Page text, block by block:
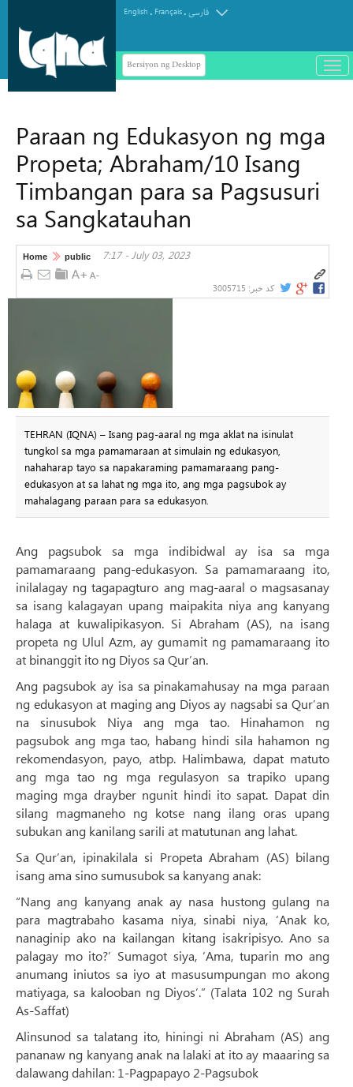
English . Français.فارسی
Bersiyon ng Desktop
باز
و
Paraan ng Edukasyon ng mga
Propeta; Abraham/10 Isang
Timbangan para sa Pagsusuri
sa Sangkatauhan
Home public 7:17 - July 03, 2023
کد خبر: 3005715
TEHRAN (IQNA) – Isang pag-aaral ng mga aklat na isinulat
tungkol sa mga pamamaraan at simulain ng edukasyon,
nahaharap tayo sa napakaraming pamamaraang pang-
edukasyon at sa lahat ng mga ito, ang mga pagsubok ay
mahalagang paraan para sa edukasyon.
Ang pagsubok sa mga indibidwal ay isa sa mga
pamamaraang pang-edukasyon. Sa pamamaraang ito,
inilalagay ng tagapagturo ang mag-aaral o magsasanay
sa isang kalagayan upang maipakita niya ang kanyang
halaga at kuwalipikasyon. Si Abraham (AS), na isang
propeta ng Ulul Azm, ay gumamit ng pamamaraang ito
at binanggit ito ng Diyos sa Qur’an.
Ang pagsubok ay isa sa pinakamahusay na mga paraan
ng edukasyon at maging ang Diyos ay nagsabi sa Qur’an
na sinusubok Niya ang mga tao. Hinahamon ng
pagsubok ang mga tao, habang hindi sila hahamon ng
rekomendasyon, payo, atbp. Halimbawa, dapat matuto
ang mga tao ng mga regulasyon sa trapiko upang
maging mga drayber ngunit hindi ito sapat. Dapat din
silang magmaneho ng kotse nang ilang oras upang
subukan ang kanilang sarili at matutunan ang lahat.
Sa Qur’an, ipinakilala si Propeta Abraham (AS) bilang
isang ama sino sumusubok sa kanyang anak:
“Nang ang kanyang anak ay nasa hustong gulang na
para magtrabaho kasama niya, sinabi niya, ‘Anak ko,
nanaginip ako na kailangan kitang isakripisyo. Ano sa
palagay mo ito?’ Sumagot siya, ‘Ama, tuparin mo ang
anumang iniutos sa iyo at masusumpungan mo akong
matiyaga, sa kalooban ng Diyos’.” (Talata 102 ng Surah
As-Saffat)
Alinsunod sa talatang ito, hiningi ni Abraham (AS) ang
pananaw ng kanyang anak na lalaki at ito ay maaaring sa
dalawang dahilan: 1-Pagpapayo 2-Pagsubok